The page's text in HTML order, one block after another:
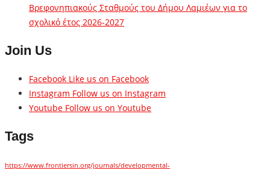
Βρεφονηπιακούς Σταθμούς του Δήμου Λαμιέων για το
σχολικό έτος 2026-2027
Join Us
Facebook Like us on Facebook
Instagram Follow us on Instagram
Youtube Follow us on Youtube
Tags
https://www.frontiersin.org/journals/developmental-